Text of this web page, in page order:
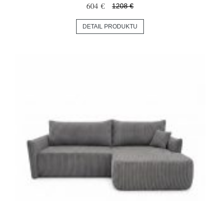
604 € 1208 €
DETAIL PRODUKTU